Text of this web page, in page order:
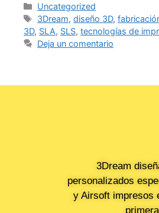
Uncategorized
3Dream,diseño 3D,
3D, SLA, SLS, tecnologías de
Deja un comentario
3Dream
personalizados
y Airsoft impresos